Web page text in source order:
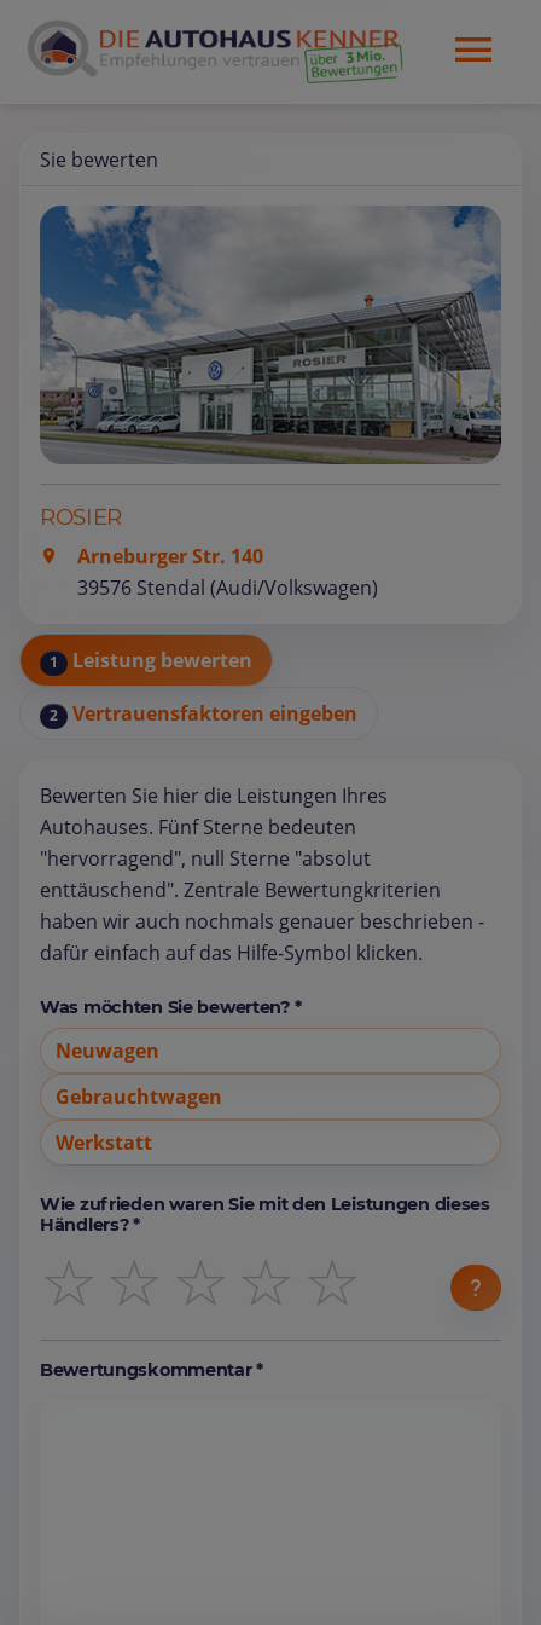
Sie bewerten
ROSIER
Arneburger Str. 140
39576 Stendal (Audi/Volkswagen)
1 Leistung bewerten
2 Vertrauensfaktoren eingeben
Bewerten Sie hier die Leistungen Ihres
Autohauses. Fünf Sterne bedeuten
"hervorragend", null Sterne "absolut
enttäuschend". Zentrale Bewertungkriterien
haben wir auch nochmals genauer beschrieben -
dafür einfach auf das Hilfe-Symbol klicken.
Was möchten Sie bewerten? *
Neuwagen
Gebrauchtwagen
Werkstatt
Wie zufrieden waren Sie mit den Leistungen dieses
Händlers? *
☆
☆
☆
☆
☆
Bewertungskommentar *